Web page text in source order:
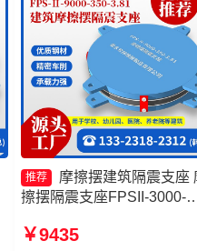
推荐
摩擦摆建筑隔震支座
擦摆隔震支座FPSII-3000-
FPSII-7000-400-4.11源头
￥9435